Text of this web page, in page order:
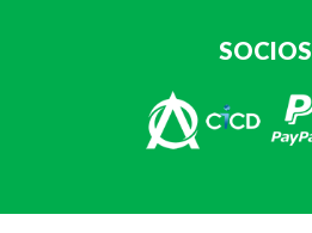
SOCIOS